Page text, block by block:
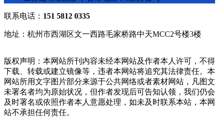
联系电话： 151 5812 0335
地址：杭州市西湖区文一西路毛家桥路中天MCC2号楼3楼
版权声明：本网站所刊内容未经本网站及作者本人许可，不得
下载、转载或建立镜像等，违者本网站将追究其法律责任。本
网站所用文字图片部分来源于公共网络或者素材网站，凡图文
未署名者均为原始状况，但作者发现后可告知认领，我们仍会
及时署名或依照作者本人意愿处理，如未及时联系本站，本网
站不承担任何责任。